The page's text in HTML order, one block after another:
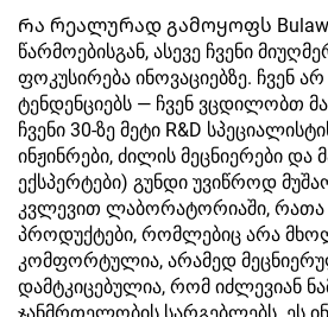
Რა რეალურად გამოყოფს
წარმოებისგან, ასევე ჩვენი
ფოკუსირება ინოვაციებზე. ჩვენ
ტენდენციებს — ჩვენ ვცდილობთ
ჩვენი 30-ზე მეტი R&D
ინჟინრები, ძილის მეცნიერები და
ექსპერტები) გუნდი უვიწროდ
კვლევით ლაბორატორიაში, რათა
პროდუქტები, რომლებიც არა
კომფორტულია, არამედ
დამტკიცებულია, რომ იძლევიან